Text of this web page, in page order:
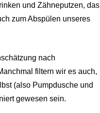
und Zähneputzen, das
zum Abspülen unseres
nach
filtern wir es auch,
(also Pumpdusche und
gewesen sein.